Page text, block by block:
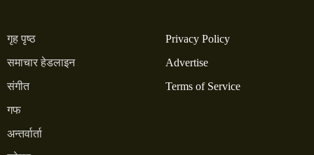
गृह पृष्ठ
समाचार हेडलाइन
संगीत
गफ
अन्तर्वार्ता
Privacy Policy
Advertise
Terms of Service